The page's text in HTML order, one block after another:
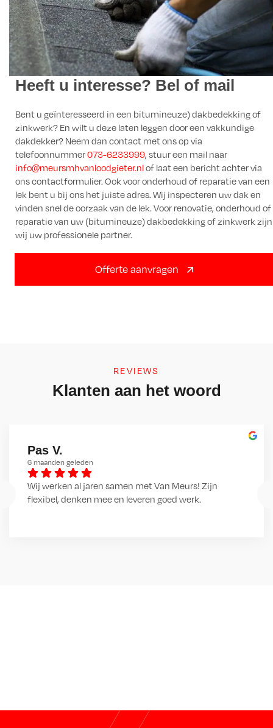
Heeft u interesse? Bel of mail
Bent u geïnteresseerd in een bitumineuze) dakbedekking of
zinkwerk? En wilt u deze laten leggen door een vakkundige
dakdekker? Neem dan contact met ons op via
telefoonnummer073-6233999, stuur een mail naar
info@meursmhvanloodgieter.nlof laat een bericht achter via
ons contactformulier. Ook voor onderhoud of reparatie van een
lek bent u bij ons het juiste adres. Wij inspecteren uw dak en
vinden snel de oorzaak van de lek. Voor renovatie, onderhoud of
reparatie van uw (bitumineuze) dakbedekking of zinkwerk zijn
wij uw professionele partner.
Offerte aanvragen
REVIEWS
Klanten aan het woord
Pas V.
6 maanden geleden
Wij werken al jaren samen met Van Meurs! Zijn
flexibel, denken mee en leveren goed werk.